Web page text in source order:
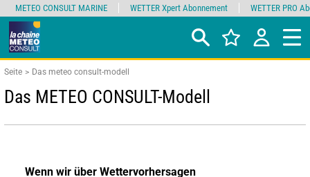
Seite Das meteo consult-modell
Das METEO CONSULT-Modell
Wenn wir über Wettervorhersagen
METEO CONSULT MARINE WETTER Xpert Abonnement WETTER PRO